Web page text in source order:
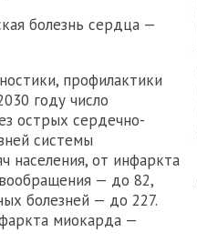
болезнь сердца —
профилактики
году число
острых сердечно-
системы
населения, от инфаркта
— до 82,
болезней — до 227.
миокарда —